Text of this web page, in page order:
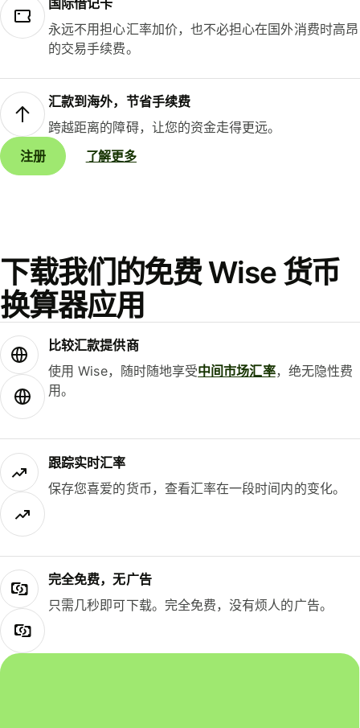
国际借记卡
永远不用担心汇率加价，也不必担心在国外消费时高昂
的交易手续费。
汇款到海外，节省手续费
跨越距离的障碍，让您的资金走得更远。
注册
了解更多
下载我们的免费 Wise 货币
换算器应用
比较汇款提供商
使用 Wise，随时随地享受中间市场汇率，绝无隐性费
用。
跟踪实时汇率
保存您喜爱的货币，查看汇率在一段时间内的变化。
完全免费，无广告
只需几秒即可下载。完全免费，没有烦人的广告。